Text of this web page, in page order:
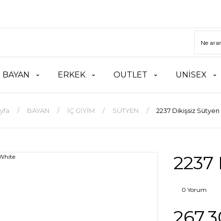
BAYAN ERKEK OUTLET UNİSEX
BAYAN İÇ GİYİM SÜTYEN 2237 Dikişsiz
0 Yorum